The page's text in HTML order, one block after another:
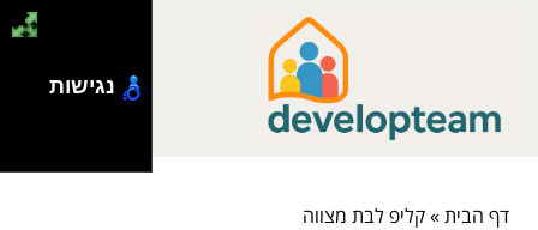
דף הבית»קליפ לבת מצווה
נגישות